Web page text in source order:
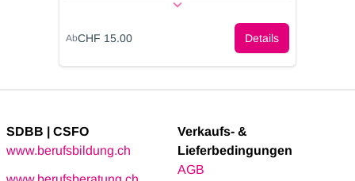
den 22 Berufsfeldern von Zihlmann.
AbCHF 15.00 Details
SDBB | CSFO
www.berufsbildung.ch
Verkaufs- &
Lieferbedingungen
AGB